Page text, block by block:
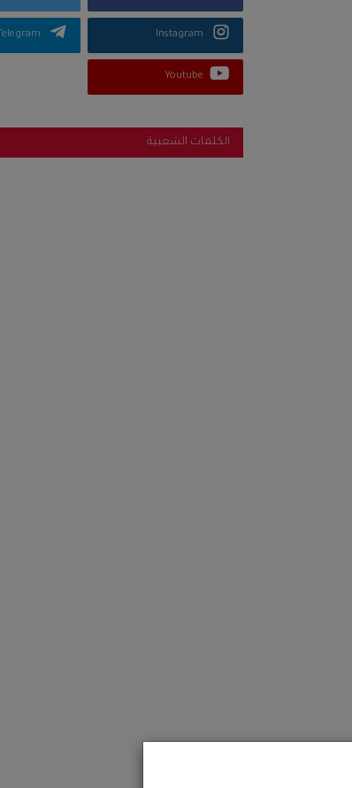
Instagram
Telegram
Youtube
الكلمات الشعبية